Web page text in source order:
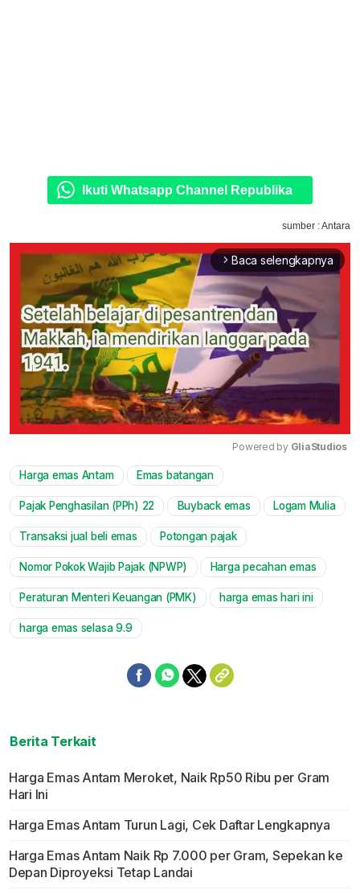
Ikuti Whatsapp Channel Republika
sumber : Antara
arrow_forward_ios Baca selengkapnya
Powered by GliaStudios
Harga emas Antam Emas batangan
Pajak Penghasilan (PPh) 22 Buyback emas Logam Mulia
Transaksi jual beli emas Potongan pajak
Nomor Pokok Wajib Pajak (NPWP) Harga pecahan emas
Peraturan Menteri Keuangan (PMK) harga emas hari ini
harga emas selasa 9.9
Berita Terkait
Harga Emas Antam Meroket, Naik Rp50 Ribu per Gram
Hari Ini
Harga Emas Antam Turun Lagi, Cek Daftar Lengkapnya
Harga Emas Antam Naik Rp 7.000 per Gram, Sepekan ke
Depan Diproyeksi Tetap Landai